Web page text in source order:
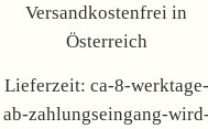
Versandkostenfrei in
Österreich
Lieferzeit: ca-8-werktage-
ab-zahlungseingang-wird-